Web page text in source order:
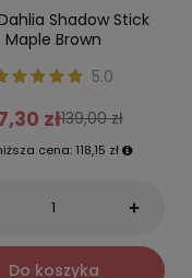
Shadow Stick
Maple Brown
5.0
zł139,00 zł
cena: 118,15 zł
+
Do koszyka